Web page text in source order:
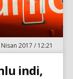
2017 / 12:21
indi,